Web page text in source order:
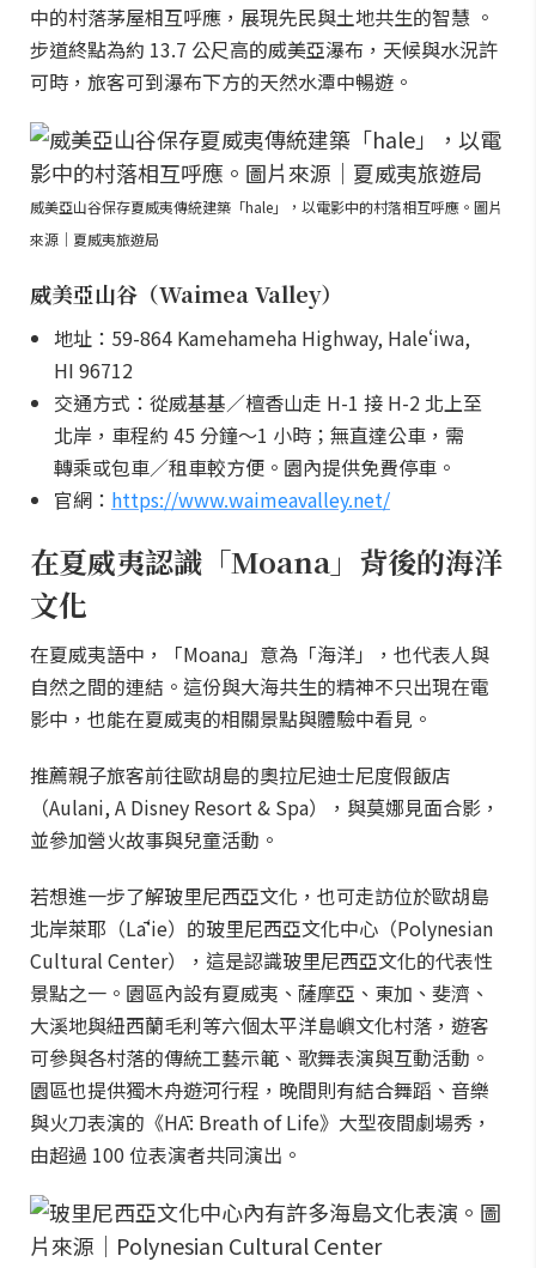
中的村落茅屋相互呼應，展現先民與土地共生的智慧 。
步道終點為約 13.7 公尺高的威美亞瀑布，天候與水況許
可時，旅客可到瀑布下方的天然水潭中暢遊。
威美亞山谷保存夏威夷傳統建築「hale」，以電影中的村落相互呼應。圖片
來源｜夏威夷旅遊局
威美亞山谷（Waimea Valley）
地址：59-864 Kamehameha Highway, Haleʻiwa,
HI 96712
交通方式：從威基基／檀香山走 H-1 接 H-2 北上至
北岸，車程約 45 分鐘～1 小時；無直達公車，需
轉乘或包車／租車較方便。園內提供免費停車。
官網： https://www.waimeavalley.net/
在夏威夷認識「Moana」背後的海洋
文化
在夏威夷語中，「Moana」意為「海洋」，也代表人與
自然之間的連結。這份與大海共生的精神不只出現在電
影中，也能在夏威夷的相關景點與體驗中看見。
推薦親子旅客前往歐胡島的奧拉尼迪士尼度假飯店
（Aulani, A Disney Resort & Spa），與莫娜見面合影，
並參加營火故事與兒童活動。
若想進一步了解玻里尼西亞文化，也可走訪位於歐胡島
北岸萊耶（Lāʻie）的玻里尼西亞文化中心（Polynesian
Cultural Center），這是認識玻里尼西亞文化的代表性
景點之一。園區內設有夏威夷、薩摩亞、東加、斐濟、
大溪地與紐西蘭毛利等六個太平洋島嶼文化村落，遊客
可參與各村落的傳統工藝示範、歌舞表演與互動活動。
園區也提供獨木舟遊河行程，晚間則有結合舞蹈、音樂
與火刀表演的《HĀ: Breath of Life》大型夜間劇場秀，
由超過 100 位表演者共同演出。